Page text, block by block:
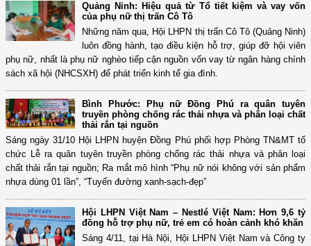
Quảng Ninh: Hiệu quả từ Tổ tiết kiệm và vay vốn
của phụ nữ thị trấn Cô Tô
Những năm qua, Hội LHPN thị trấn Cô Tô (Quảng Ninh)
luôn đồng hành, tạo điều kiện hỗ trợ, giúp đỡ hội viên
phụ nữ, nhất là phụ nữ nghèo tiếp cận nguồn vốn vay từ ngân hàng chính
sách xã hội (NHCSXH) để phát triển kinh tế gia đình.
Bình Phước: Phụ nữ Đồng Phú ra quân tuyên
truyền phòng chống rác thải nhựa và phân loại chất
thải rắn tại nguồn
Sáng ngày 31/10 Hội LHPN huyện Đồng Phú phối hợp Phòng TN&MT tổ
chức Lễ ra quân tuyên truyền phòng chống rác thải nhựa và phân loại
chất thải rắn tại nguồn; Ra mắt mô hình “Phụ nữ nói không với sản phẩm
nhựa dùng 01 lần”, “Tuyến đường xanh-sạch-đẹp”
Hội LHPN Việt Nam – Nestlé Việt Nam: Hơn 9,6 tỷ
đồng hỗ trợ phụ nữ, trẻ em có hoàn cảnh khó khăn
Sáng 4/11, tại Hà Nội, Hội LHPN Việt Nam và Công ty